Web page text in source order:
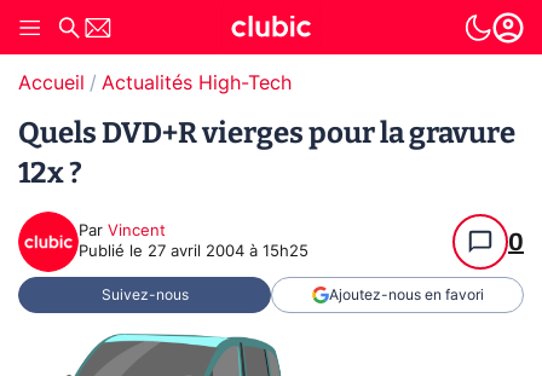
Accueil Actualités High-Tech
Quels DVD+R vierges pour la gravure
12x ?
Par Vincent
Publié le 27 avril 2004 à 15h25 0
Suivez-nous Ajoutez-nous en favori